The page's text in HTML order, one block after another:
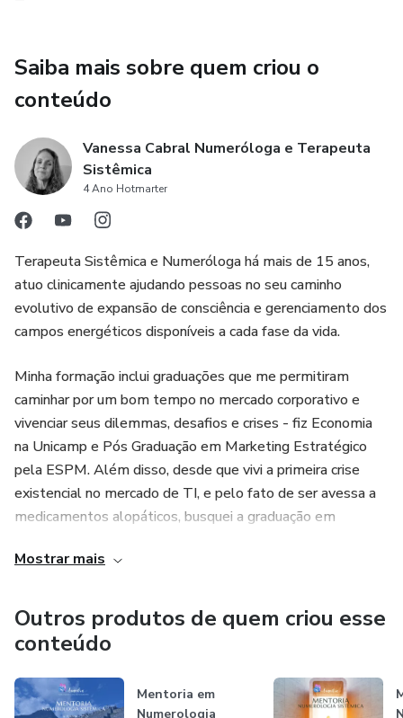
que o aluno entenda como os números representam
campos energéticos que regem nossas vidas,
- A "Jornada dos Números" e sua correlação com "La
Chakana", símbolo da cosmovisão Andina, representando o
caminho de evolução da consciência;
- Os portais de sabedoria e Aura de vibração mental - 1, 5
e 7: Aspectos de Luz e Sombra
- Os portais de sabedoria e Aura de vibração emocional - 2,
4 e 8 : Aspectos de Luz e Sombra
e 9 : Aspectos de Luz e Sombra
- A Aura e seu papel no que atraímos e repelimos
instintivamente – desequilíbrios e consequências
fisiológicas e psíquicas;
- Exercícios pessoais;
Esse primeiro módulo é ministrado em 4 aulas de 2 horas
acessadas em um período de um ano (12 meses). Ao final
do módulo, teremos duas horas de Supervisão para tirar
Saiba mais sobre quem criou o
conteúdo
Vanessa Cabral Numeróloga e Terapeuta
Sistêmica
4 Ano Hotmarter
Terapeuta Sistêmica e Numeróloga há mais de 15 anos,
atuo clinicamente ajudando pessoas no seu caminho
evolutivo de expansão de consciência e gerenciamento dos
campos energéticos disponíveis a cada fase da vida.
Minha formação inclui graduações que me permitiram
caminhar por um bom tempo no mercado corporativo e
vivenciar seus dilemmas, desafios e crises - fiz Economia
na Unicamp e Pós Graduação em Marketing Estratégico
pela ESPM. Além disso, desde que vivi a primeira crise
existencial no mercado de TI, e pelo fato de ser avessa a
medicamentos alopáticos, busquei a graduação em
nos moldes tradicionais, também me aprofundei em
de Access, Massagem Psicossomática.
Vivendo uma forte crise desencadeada pela doença e
morte do meu Pai juntamente com o término de uma
relação de mais de 12 anos, encontrei muitas respostas e
Mostrar mais
Outros produtos de quem criou esse
conteúdo
Mentoria em
Numerologia